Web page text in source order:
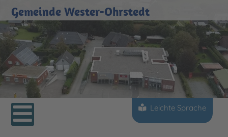
Gemeinde Wester-Ohrstedt
Sprache auswählen
Leichte Sprache